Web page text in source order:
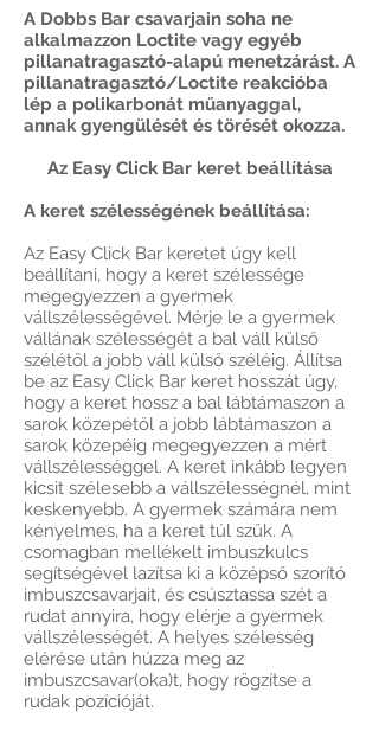
A Dobbs Bar csavarjain soha ne
alkalmazzon Loctite vagy egyéb
pillanatragasztó-alapú menetzárást. A
pillanatragasztó/Loctite reakcióba
lép a polikarbonát műanyaggal,
annak gyengülését és törését okozza.
Az Easy Click Bar keret beállítása
A keret szélességének beállítása:
Az Easy Click Bar keretet úgy kell
beállítani, hogy a keret szélessége
megegyezzen a gyermek
vállszélességével. Mérje le a gyermek
vállának szélességét a bal váll külső
szélétől a jobb váll külső széléig. Állítsa
be az Easy Click Bar keret hosszát úgy,
hogy a keret hossz a bal lábtámaszon a
sarok közepétől a jobb lábtámaszon a
sarok közepéig megegyezzen a mért
vállszélességgel. A keret inkább legyen
kicsit szélesebb a vállszélességnél, mint
keskenyebb. A gyermek számára nem
kényelmes, ha a keret túl szűk. A
csomagban mellékelt imbuszkulcs
segítségével lazítsa ki a középső szorító
imbuszcsavarjait, és csúsztassa szét a
rudat annyira, hogy elérje a gyermek
vállszélességét. A helyes szélesség
elérése után húzza meg az
imbuszcsavar(oka)t, hogy rögzítse a
rudak pozícióját.